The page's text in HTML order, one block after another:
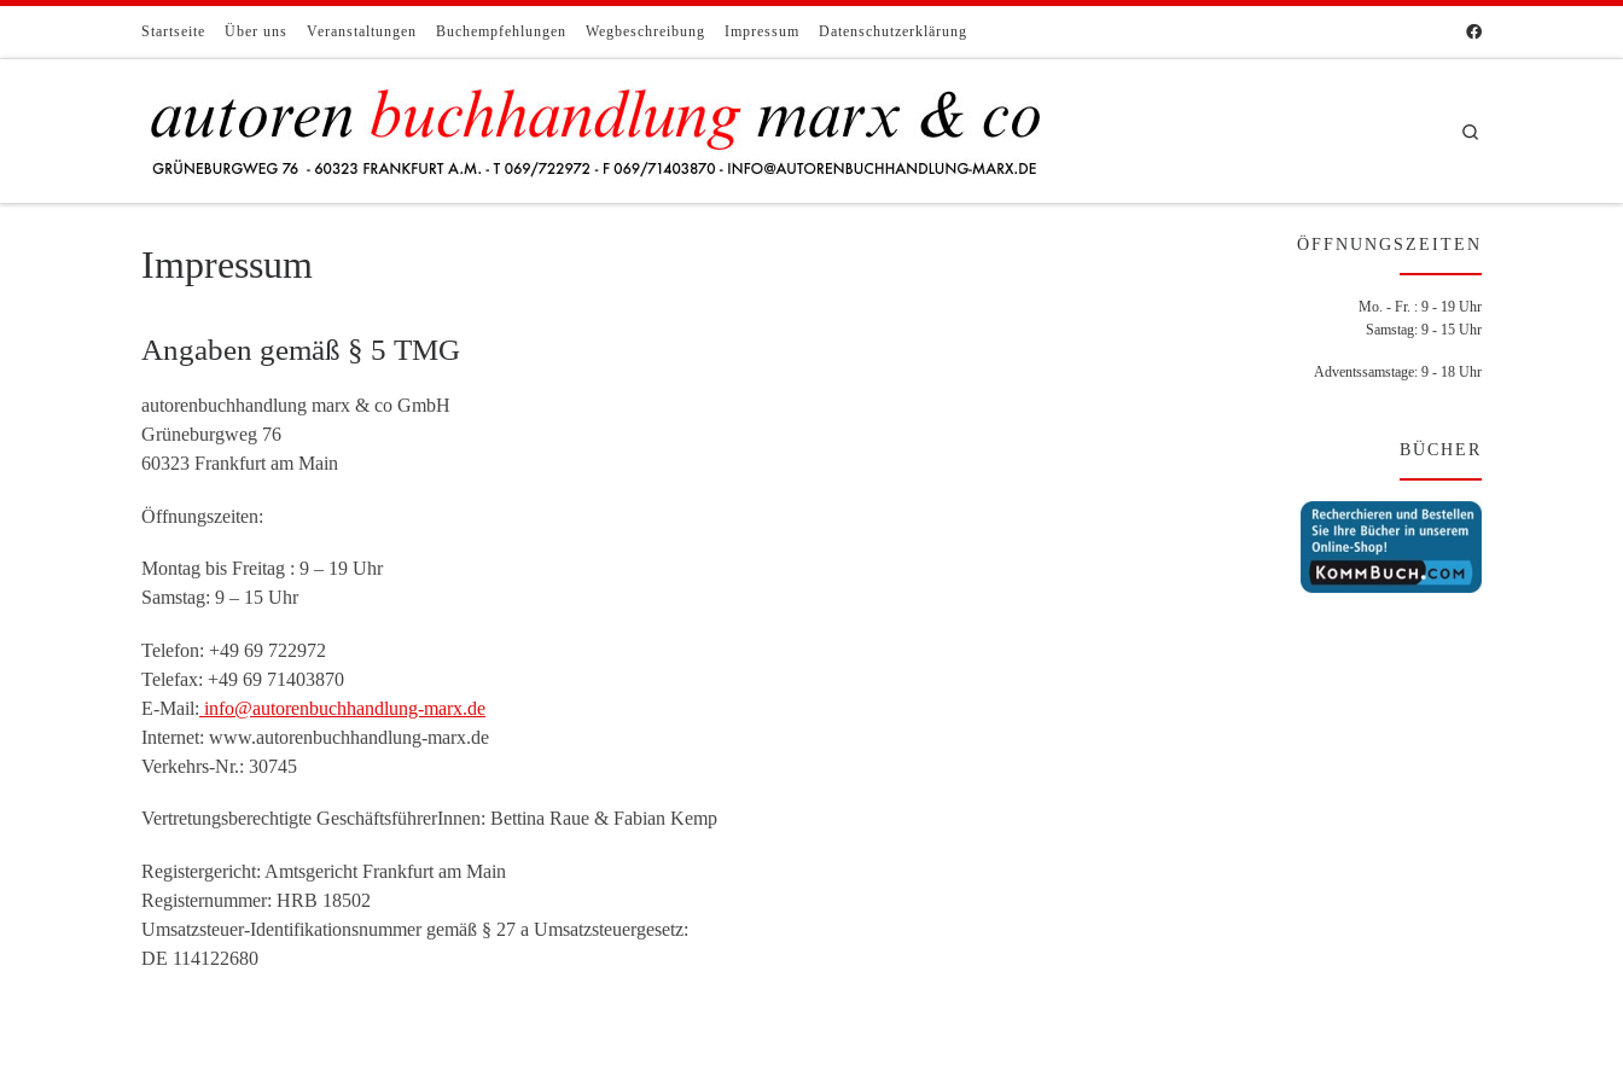
Zum Inhalt springenStartseite Über uns Veranstaltungen Buchempfehlungen Wegbeschreibung Impressum Datenschutzerklärung
Impressum
Angaben gemäß § 5 TMG
autorenbuchhandlung marx & co GmbH
Grüneburgweg 76
60323 Frankfurt am Main
Öffnungszeiten:
Montag bis Freitag : 9 – 19 Uhr
Samstag: 9 – 15 Uhr
Telefon: +49 69 722972
Telefax: +49 69 71403870
E-Mail: info@autorenbuchhandlung-marx.de
Internet: www.autorenbuchhandlung-marx.de
Verkehrs-Nr.: 30745
Vertretungsberechtigte GeschäftsführerInnen: Bettina Raue & Fabian Kemp
Registergericht: Amtsgericht Frankfurt am Main
Registernummer: HRB 18502
Umsatzsteuer-Identifikationsnummer gemäß § 27 a Umsatzsteuergesetz:
DE 114122680
ÖFFNUNGSZEITEN
Mo. - Fr. : 9 - 19 Uhr
Samstag: 9 - 15 Uhr
Adventssamstage: 9 - 18 Uhr
BÜCHER